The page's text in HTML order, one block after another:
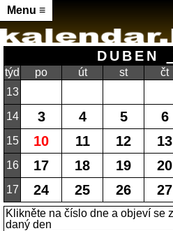
Menu ≡
DUBEN
týd po út st čt
13
14 3 4 5 6
15 10 11 12 13
16 17 18 19 20
17 24 25 26 27
Klikněte na číslo dne a objeví se
daný den